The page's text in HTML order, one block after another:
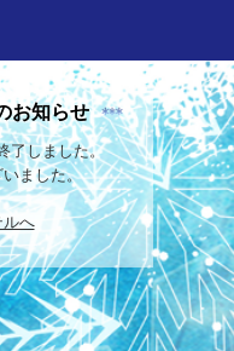
お知らせ
了しました。
ました。
へ